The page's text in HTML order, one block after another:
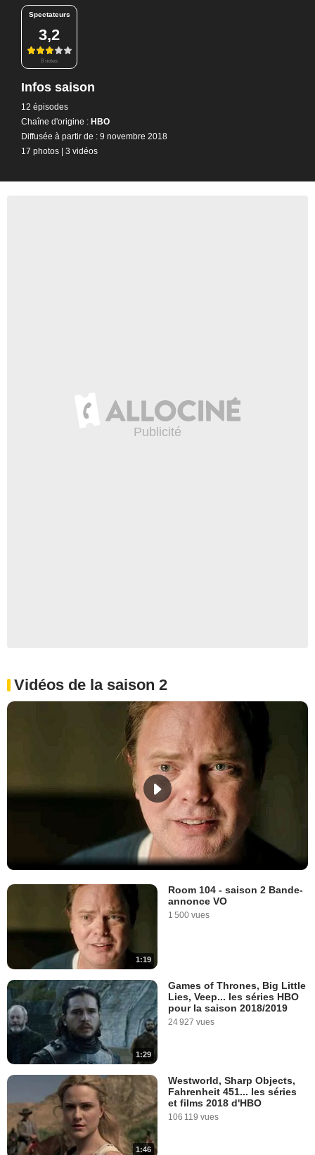
Spectateurs
3,2
8 notes
Infos saison
12 épisodes
Chaîne d'origine : HBO
Diffusée à partir de : 9 novembre 2018
17 photos | 3 vidéos
Vidéos de la saison 2
1:19
Room 104 - saison 2 Bande-
annonce VO
1 500 vues
1:29
Games of Thrones, Big Little
Lies, Veep... les séries HBO
pour la saison 2018/2019
24 927 vues
1:46
Westworld, Sharp Objects,
Fahrenheit 451... les séries
et films 2018 d'HBO
106 119 vues